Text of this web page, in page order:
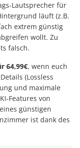
Lautsprecher für
läuft (z.B.
extrem günstig
wollt. Zu
falsch.
64,99€, wenn euch
(Lossless
und maximale
Features von
günstigen
ist dank des